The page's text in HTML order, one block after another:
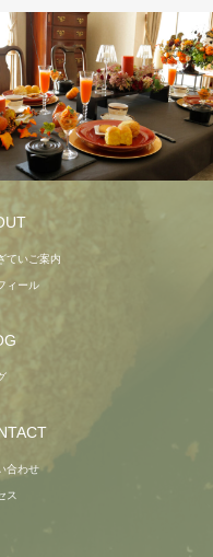
ていご案内
ィール
合わせ
ス